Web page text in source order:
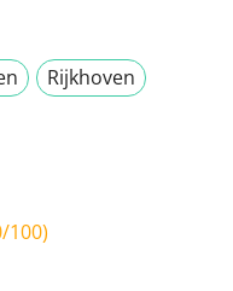
Rijkhoven
100)